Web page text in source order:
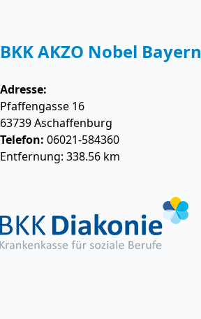
BKK AKZO Nobel Bayern
Adresse:
Pfaffengasse 16
63739Aschaffenburg
Telefon: 06021-584360
Entfernung: 338.56 km